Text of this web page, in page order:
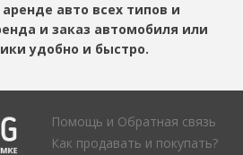
авто всех типов и
и заказ автомобиля или
удобно и быстро.
Помощь и Обратная связь
Как продавать и покупать?